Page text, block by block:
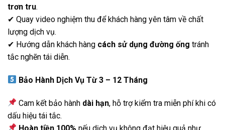
trơn tru.
✔ Quay video nghiệm thu để khách hàng yên tâm về chất
lượng dịch vụ.
✔ Hướng dẫn khách hàng cách sử dụng đường ống tránh
tắc nghẽn tái diễn.
Bảo Hành Dịch Vụ Từ 3 – 12 Tháng
Cam kết bảo hành dài hạn, hỗ trợ kiểm tra miễn phí khi có
dấu hiệu tái tắc.
Hoàn tiền 100% nếu dịch vụ không đạt hiệu quả như